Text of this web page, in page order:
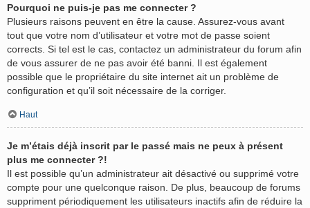
Pourquoi ne puis-je pas me connecter ?
Plusieurs raisons peuvent en être la cause. Assurez-vous avant
tout que votre nom d’utilisateur et votre mot de passe soient
corrects. Si tel est le cas, contactez un administrateur du forum afin
de vous assurer de ne pas avoir été banni. Il est également
possible que le propriétaire du site internet ait un problème de
configuration et qu’il soit nécessaire de la corriger.
Haut
Je m’étais déjà inscrit par le passé mais ne peux à présent
plus me connecter ?!
Il est possible qu’un administrateur ait désactivé ou supprimé votre
compte pour une quelconque raison. De plus, beaucoup de forums
suppriment périodiquement les utilisateurs inactifs afin de réduire la